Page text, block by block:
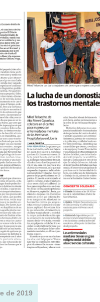
de 2019